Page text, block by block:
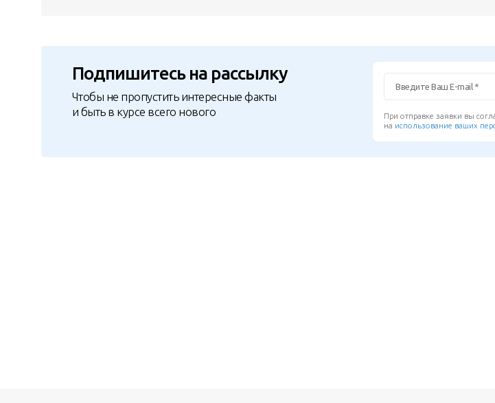
Подпишитесь на рассылку
Чтобы не пропустить интересные факты
и быть в курсе всего нового
При отправке заявки вы
на использование ваших